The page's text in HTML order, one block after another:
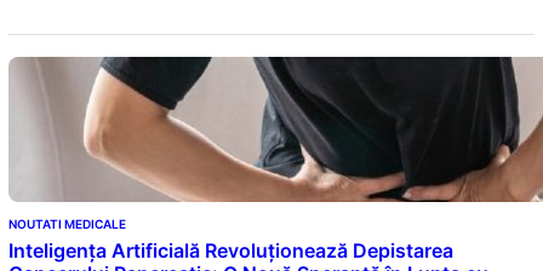
NOUTATI MEDICALE
Inteligența Artificială Revoluționează Depistarea